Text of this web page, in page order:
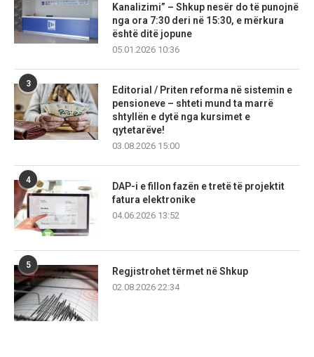
Kanalizimi” – Shkup nesër do të punojnë
nga ora 7:30 deri në 15:30, e mërkura
është ditë jopune
05.01.2026 10:36
3
Editorial / Priten reforma në sistemin e
pensioneve – shteti mund ta marrë
shtyllën e dytë nga kursimet e
qytetarëve!
03.08.2026 15:00
4
DAP-i e fillon fazën e tretë të projektit
fatura elektronike
04.06.2026 13:52
5
Regjistrohet tërmet në Shkup
02.08.2026 22:34